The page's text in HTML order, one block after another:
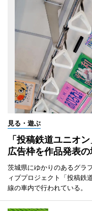
見る・遊ぶ
「投稿鉄道ユニオ
広告枠を作品発表
茨城県にゆかりのあるグラ
ィブプロジェクト「投稿鉄
線の車内で行われている。